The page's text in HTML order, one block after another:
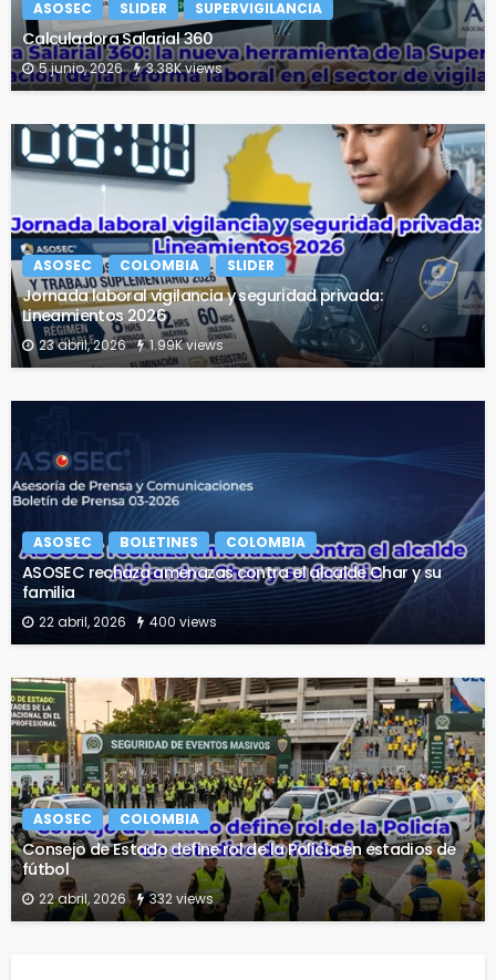
ASOSEC SLIDER SUPERVIGILANCIA
Calculadora Salarial 360
5 junio, 2026 3.38K views
ASOSEC COLOMBIA SLIDER
Jornada laboral vigilancia y seguridad privada:
Lineamientos 2026
23 abril, 2026 1.99K views
ASOSEC BOLETINES COLOMBIA
ASOSEC rechaza amenazas contra el alcalde Char y su
familia
22 abril, 2026 400 views
ASOSEC COLOMBIA
Consejo de Estado define rol de la Policía en estadios de
fútbol
22 abril, 2026 332 views